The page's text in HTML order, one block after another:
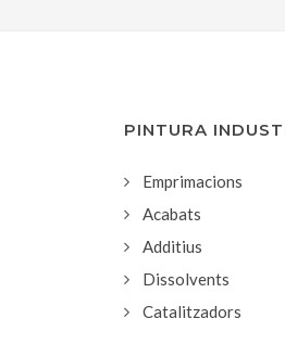
PINTURA
Emprimacions
Acabats
Additius
Dissolvents
Catalitzadors